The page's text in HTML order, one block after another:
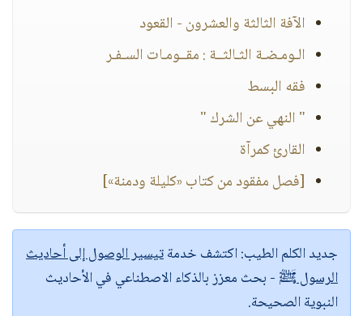
الآفة الثالثة والعشرون - القعود
الـومـضـة الثـالثــة : مقــومـات السـفـر
فقه البسط
" النهي عن الشرك "
القارئ كمرآة
[فصل مفقود من كتاب «كليلة ودمنة»]
جديد الكلم الطيب:اكتشف خدمةتيسير الوصول إلى أحاديث
الرسول ﷺ - بحث معزز بالذكاء الاصطناعي في الأحاديث
النبوية الصحيحة.